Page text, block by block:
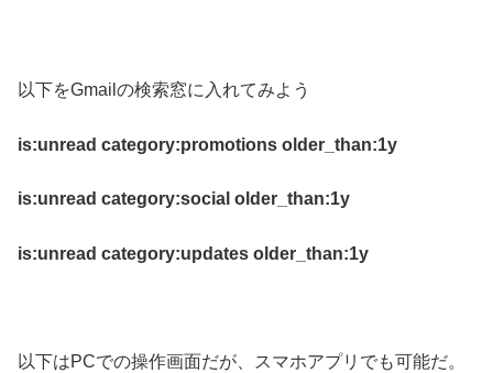
以下をGmailの検索窓に入れてみよう
is:unread category:promotions older_than:1y
is:unread category:social older_than:1y
is:unread category:updates older_than:1y
以下はPCでの操作画面だが、スマホアプリでも可能だ。